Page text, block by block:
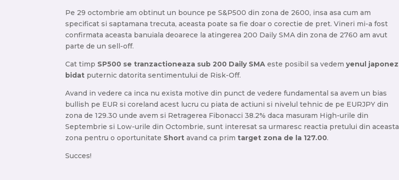
Pe 29 octombrie am obtinut un bounce pe S&P500 din zona de 2600, insa asa cum am
specificat si saptamana trecuta, aceasta poate sa fie doar o corectie de pret. Vineri mi-a fost
confirmata aceasta banuiala deoarece la atingerea 200 Daily SMA din zona de 2760 am avut
parte de un sell-off.
Cat timp SP500 se tranzactioneaza sub 200 Daily SMA este posibil sa vedemyenul japonez
bidat puternic datorita sentimentului de Risk-Off.
Avand in vedere ca inca nu exista motive din punct de vedere fundamental sa avem un bias
bullish pe EUR si coreland acest lucru cu piata de actiuni si nivelul tehnic de pe EURJPY din
zona de 129.30 unde avem si Retragerea Fibonacci 38.2% daca masuram High-urile din
Septembrie si Low-urile din Octombrie, sunt interesat sa urmaresc reactia pretului din aceasta
zona pentru o oportunitate Shortavand ca primtarget zona de la 127.00.
Succes!